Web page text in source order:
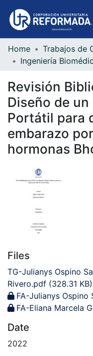
Communities &
Statistics
Home Trabajos de
Ingeniería
Revisión
Diseño de
Portátil para
embarazo
hormonas
Files
TG-Julianys Ospino
Rivero.pdf (328.31 KB)
FA-Julianys Ospino
FA-Eliana Marcela
Date
2022